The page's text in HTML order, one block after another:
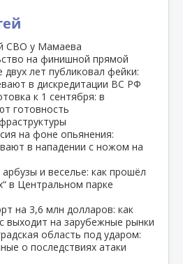
СВО у Мамаева
на финишной прямой
двух лет публиковал фейки:
в дискредитации ВС РФ
к 1 сентября: в
готовность
на фоне опьянения:
в нападении с ножом на
и веселье: как прошёл
в Центральном парке
на 3,6 млн долларов: как
выходит на зарубежные рынки
область под ударом:
о последствиях атаки